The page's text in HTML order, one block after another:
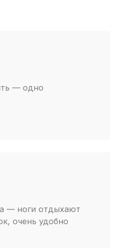
— одно
— ноги отдыхают
очень удобно